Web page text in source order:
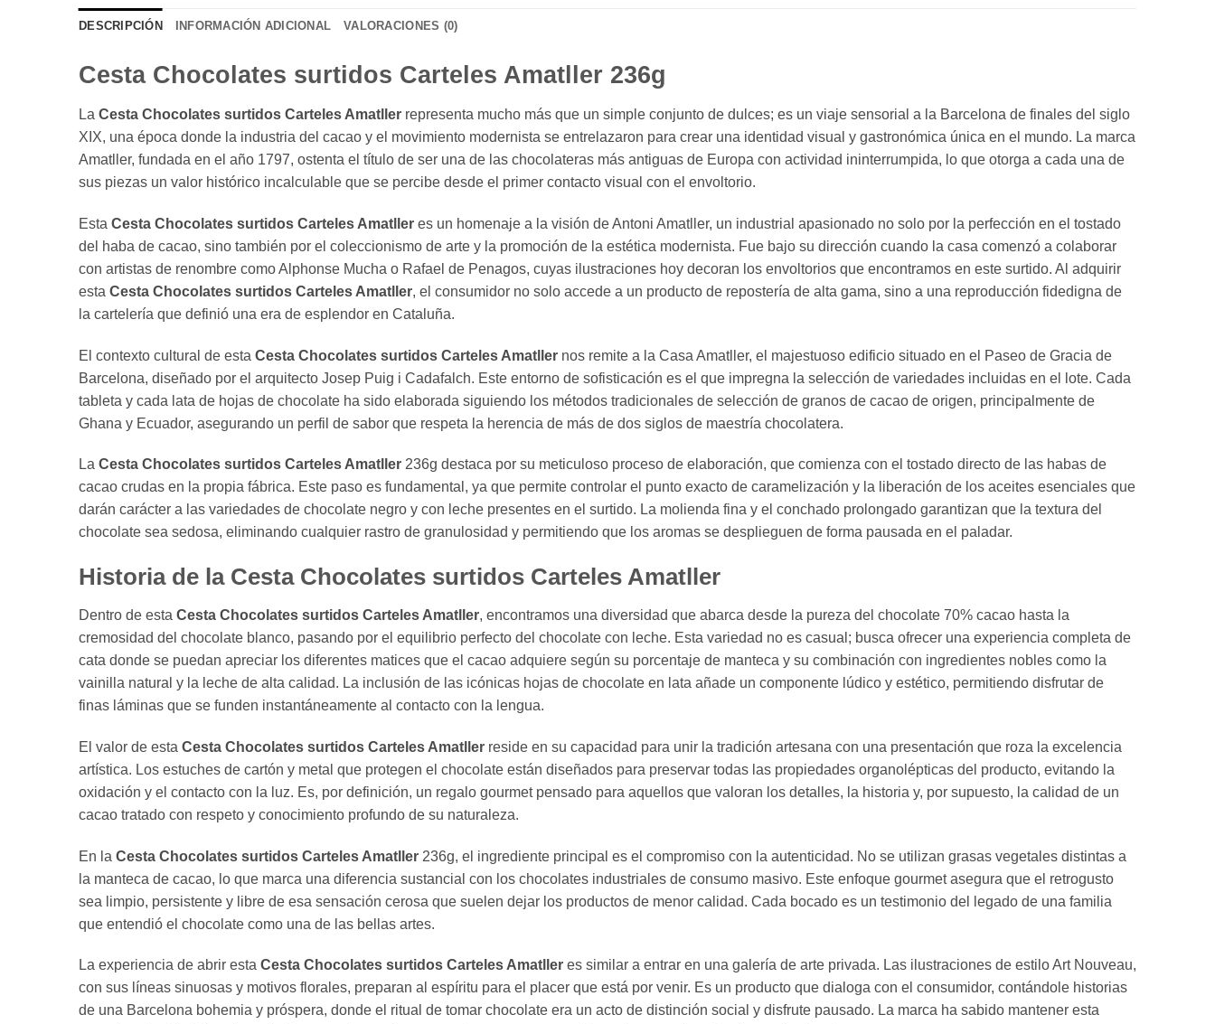
DESCRIPCIÓN INFORMACIÓN ADICIONAL VALORACIONES (0)
Cesta Chocolates surtidos Carteles Amatller 236g
La Cesta Chocolates surtidos Carteles Amatller representa mucho más que un simple conjunto de dulces; es un viaje sensorial a la Barcelona de finales del siglo
XIX, una época donde la industria del cacao y el movimiento modernista se entrelazaron para crear una identidad visual y gastronómica única en el mundo. La marca
Amatller, fundada en el año 1797, ostenta el título de ser una de las chocolateras más antiguas de Europa con actividad ininterrumpida, lo que otorga a cada una de
sus piezas un valor histórico incalculable que se percibe desde el primer contacto visual con el envoltorio.
Esta Cesta Chocolates surtidos Carteles Amatller es un homenaje a la visión de Antoni Amatller, un industrial apasionado no solo por la perfección en el tostado
del haba de cacao, sino también por el coleccionismo de arte y la promoción de la estética modernista. Fue bajo su dirección cuando la casa comenzó a colaborar
con artistas de renombre como Alphonse Mucha o Rafael de Penagos, cuyas ilustraciones hoy decoran los envoltorios que encontramos en este surtido. Al adquirir
esta Cesta Chocolates surtidos Carteles Amatller, el consumidor no solo accede a un producto de repostería de alta gama, sino a una reproducción fidedigna de
la cartelería que definió una era de esplendor en Cataluña.
El contexto cultural de esta Cesta Chocolates surtidos Carteles Amatller nos remite a la Casa Amatller, el majestuoso edificio situado en el Paseo de Gracia de
Barcelona, diseñado por el arquitecto Josep Puig i Cadafalch. Este entorno de sofisticación es el que impregna la selección de variedades incluidas en el lote. Cada
tableta y cada lata de hojas de chocolate ha sido elaborada siguiendo los métodos tradicionales de selección de granos de cacao de origen, principalmente de
Ghana y Ecuador, asegurando un perfil de sabor que respeta la herencia de más de dos siglos de maestría chocolatera.
La Cesta Chocolates surtidos Carteles Amatller 236g destaca por su meticuloso proceso de elaboración, que comienza con el tostado directo de las habas de
cacao crudas en la propia fábrica. Este paso es fundamental, ya que permite controlar el punto exacto de caramelización y la liberación de los aceites esenciales que
darán carácter a las variedades de chocolate negro y con leche presentes en el surtido. La molienda fina y el conchado prolongado garantizan que la textura del
chocolate sea sedosa, eliminando cualquier rastro de granulosidad y permitiendo que los aromas se desplieguen de forma pausada en el paladar.
Historia de la Cesta Chocolates surtidos Carteles Amatller
Dentro de esta Cesta Chocolates surtidos Carteles Amatller, encontramos una diversidad que abarca desde la pureza del chocolate 70% cacao hasta la
cremosidad del chocolate blanco, pasando por el equilibrio perfecto del chocolate con leche. Esta variedad no es casual; busca ofrecer una experiencia completa de
cata donde se puedan apreciar los diferentes matices que el cacao adquiere según su porcentaje de manteca y su combinación con ingredientes nobles como la
vainilla natural y la leche de alta calidad. La inclusión de las icónicas hojas de chocolate en lata añade un componente lúdico y estético, permitiendo disfrutar de
finas láminas que se funden instantáneamente al contacto con la lengua.
El valor de esta Cesta Chocolates surtidos Carteles Amatller reside en su capacidad para unir la tradición artesana con una presentación que roza la excelencia
artística. Los estuches de cartón y metal que protegen el chocolate están diseñados para preservar todas las propiedades organolépticas del producto, evitando la
oxidación y el contacto con la luz. Es, por definición, un regalo gourmet pensado para aquellos que valoran los detalles, la historia y, por supuesto, la calidad de un
cacao tratado con respeto y conocimiento profundo de su naturaleza.
En la Cesta Chocolates surtidos Carteles Amatller 236g, el ingrediente principal es el compromiso con la autenticidad. No se utilizan grasas vegetales distintas a
la manteca de cacao, lo que marca una diferencia sustancial con los chocolates industriales de consumo masivo. Este enfoque gourmet asegura que el retrogusto
sea limpio, persistente y libre de esa sensación cerosa que suelen dejar los productos de menor calidad. Cada bocado es un testimonio del legado de una familia
que entendió el chocolate como una de las bellas artes.
La experiencia de abrir esta Cesta Chocolates surtidos Carteles Amatller es similar a entrar en una galería de arte privada. Las ilustraciones de estilo Art Nouveau,
con sus líneas sinuosas y motivos florales, preparan al espíritu para el placer que está por venir. Es un producto que dialoga con el consumidor, contándole historias
de una Barcelona bohemia y próspera, donde el ritual de tomar chocolate era un acto de distinción social y disfrute pausado. La marca ha sabido mantener esta